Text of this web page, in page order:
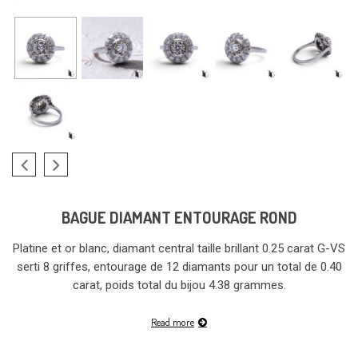
BAGUE DIAMANT ENTOURAGE ROND
Platine et or blanc, diamant central taille brillant 0.25 carat G-VS
serti 8 griffes, entourage de 12 diamants pour un total de 0.40
carat, poids total du bijou 4.38 grammes.
Read more